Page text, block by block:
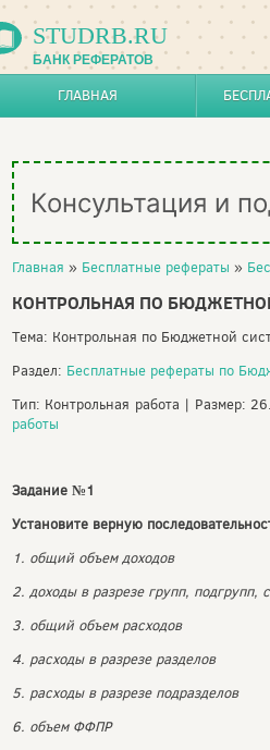
STUDRB.RU
БАНК РЕФЕРАТОВ
ГЛАВНАЯ
Консультация и
Главная » Бесплатные рефераты »
КОНТРОЛЬНАЯ ПО
Тема: Контрольная по Бюджетной
Раздел: Бесплатные рефераты по
Тип: Контрольная работа | Размер:
работы
Задание №1
Установите верную
1. общий объем доходов
2. доходы в разрезе групп, подгрупп,
3. общий объем расходов
4. расходы в разрезе разделов
5. расходы в разрезе подразделов
6. объем ФФПР